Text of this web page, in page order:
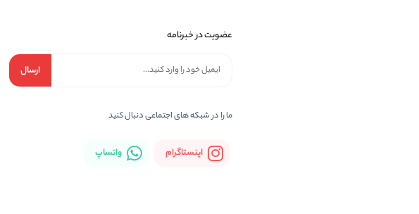
عضویت در خبرنامه
ارسال
ما را در شبكه های اجتماعی دنبال کنید
اینستاگرام واتساپ